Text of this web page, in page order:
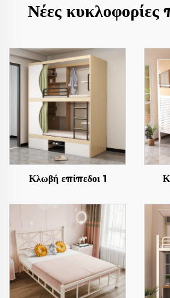
Νέες κυκλοφορίες
Κλωβή επίπεδοι 1